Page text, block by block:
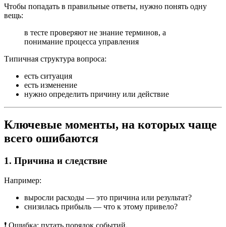
Чтобы попадать в правильные ответы, нужно понять одну
вещь:
в тесте проверяют не знание терминов, а
понимание процесса управления
Типичная структура вопроса:
есть ситуация
есть изменение
нужно определить причину или действие
Ключевые моменты, на которых чаще
всего ошибаются
1. Причина и следствие
Например:
выросли расходы — это причина или результат?
снизилась прибыль — что к этому привело?
❗ Ошибка: путать порядок событий.